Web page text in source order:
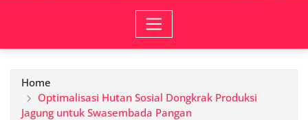
Home
Optimalisasi Hutan Sosial Dongkrak Produksi
Jagung untuk Swasembada Pangan